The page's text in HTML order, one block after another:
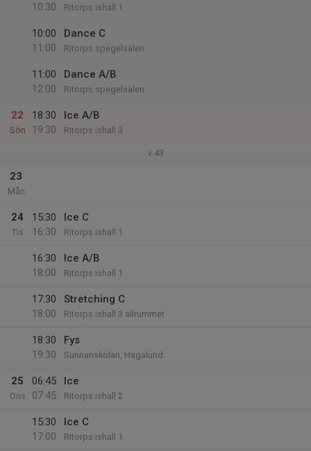
10:30
Ritorps ishall 1
10:00
11:00
Dance C
Ritorps spegelsalen
11:00
12:00
Dance A/B
Ritorps spegelsalen
22
Sön
18:30
19:30
Ice A/B
Ritorps ishall 3
v.43
23
Mån
24
Tis
15:30
16:30
Ice C
Ritorps ishall 1
16:30
18:00
Ice A/B
Ritorps ishall 1
17:30
18:00
Stretching C
Ritorps ishall 3 allrummet
18:30
19:30
Fys
Sunnanskolan, Hagalund
25
Ons
06:45
07:45
Ice
Ritorps ishall 2
15:30
17:00
Ice C
Ritorps ishall 1